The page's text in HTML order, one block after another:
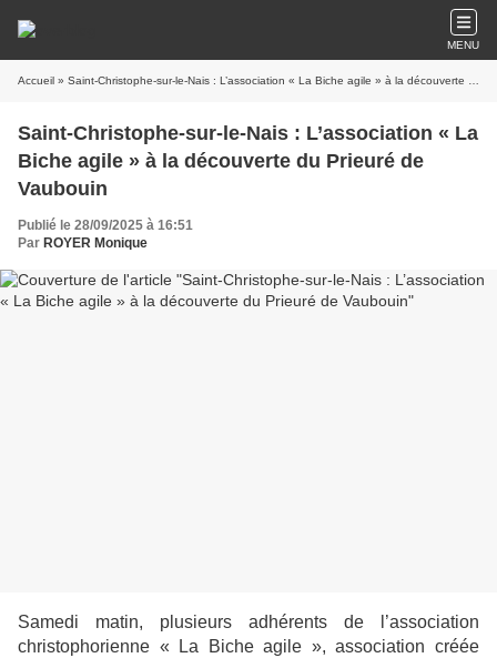
MENU
Accueil » Saint-Christophe-sur-le-Nais : L’association « La Biche agile » à la découverte du Prieuré de Vaubouin
Saint-Christophe-sur-le-Nais : L’association « La
Biche agile » à la découverte du Prieuré de
Vaubouin
Publié le 28/09/2025 à 16:51
Par ROYER Monique
Samedi matin, plusieurs adhérents de l’association
christophorienne « La Biche agile », association créée